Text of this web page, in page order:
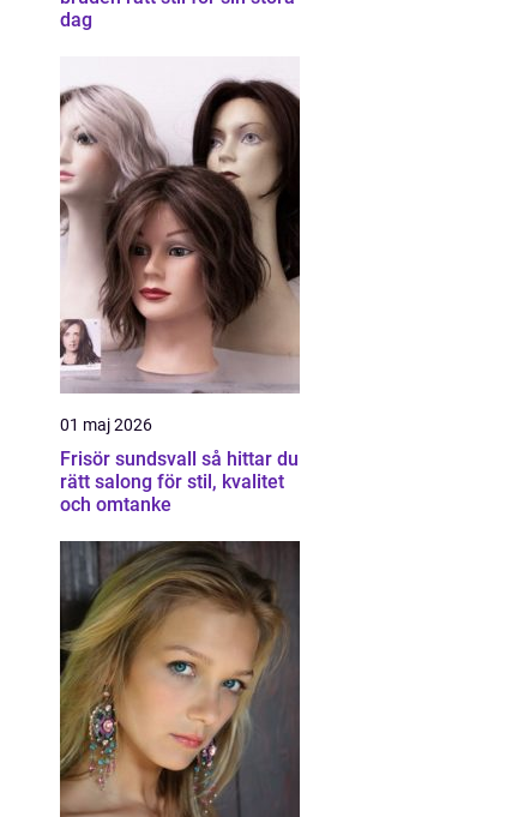
dag
01 maj 2026
Frisör sundsvall så hittar du
rätt salong för stil, kvalitet
och omtanke